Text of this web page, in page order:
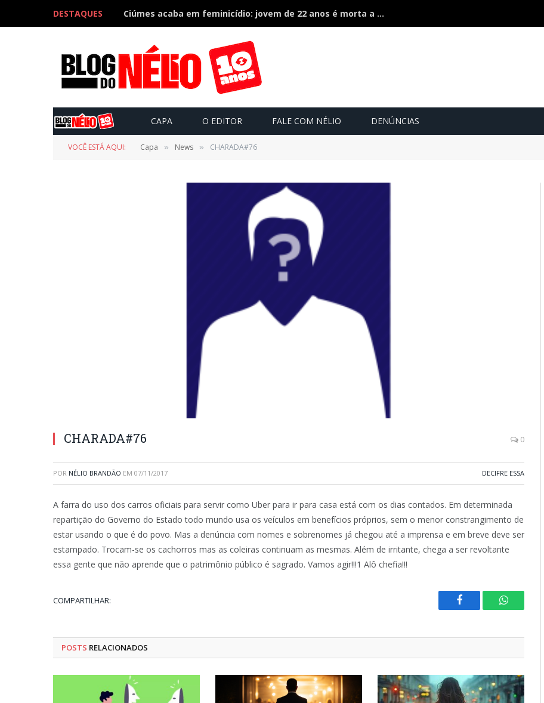
DESTAQUES Ciúmes acaba em feminicídio: jovem de 22 anos é morta a facão pelo companheiro
CAPA O EDITOR FALE COM NÉLIO DENÚNCIAS
VOCÊ ESTÁ AQUI: Capa » News » CHARADA#76
CHARADA#76 0
POR NÉLIO BRANDÃO EM 07/11/2017 DECIFRE ESSA
A farra do uso dos carros oficiais para servir como Uber para ir para casa está com os dias contados. Em determinada
repartição do Governo do Estado todo mundo usa os veículos em benefícios próprios, sem o menor constrangimento de
estar usando o que é do povo. Mas a denúncia com nomes e sobrenomes já chegou até a imprensa e em breve deve ser
estampado. Trocam-se os cachorros mas as coleiras continuam as mesmas. Além de irritante, chega a ser revoltante
essa gente que não aprende que o patrimônio público é sagrado. Vamos agir!!!1 Alô chefia!!!
COMPARTILHAR:
Facebook WhatsApp
POSTS RELACIONADOS